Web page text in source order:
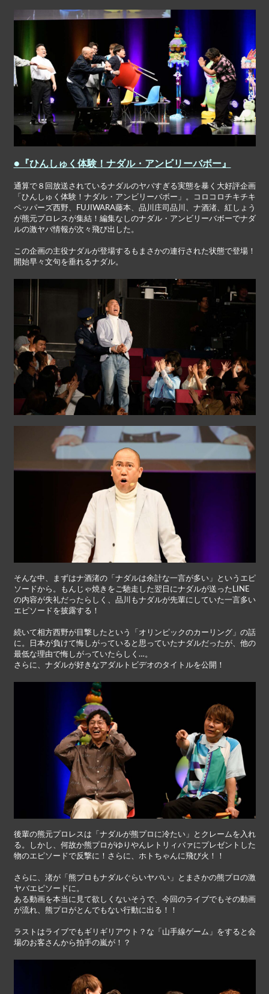
●『ひんしゅく体験！ナダル・アンビリーバボー』
通算で８回放送されているナダルのヤバすぎる実態を暴く大好評企画
「ひんしゅく体験！ナダル・アンビリーバボー」。コロコロチキチキ
ペッパーズ西野、FUJIWARA藤本、品川庄司品川、ナ酒渚、紅しょう
が熊元プロレスが集結！編集なしのナダル・アンビリーバボーでナダ
ルの激ヤバ情報が次々飛び出した。
この企画の主役ナダルが登場するもまさかの連行された状態で登場！
開始早々文句を垂れるナダル。
そんな中、まずはナ酒渚の「ナダルは余計な一言が多い」というエピ
ソードから。もんじゃ焼きをご馳走した翌日にナダルが送ったLINE
の内容が失礼だったらしく、品川もナダルが先輩にしていた一言多い
エピソードを披露する！
続いて相方西野が目撃したという「オリンピックのカーリング」の話
に。日本が負けて悔しがっていると思っていたナダルだったが、他の
最低な理由で悔しがっていたらしく…。
さらに、ナダルが好きなアダルトビデオのタイトルを公開！
後輩の熊元プロレスは「ナダルが熊プロに冷たい」とクレームを入れ
る。しかし、何故か熊プロがゆりやんレトリィバァにプレゼントした
物のエピソードで反撃に！さらに、ホトちゃんに飛び火！！
さらに、渚が「熊プロもナダルぐらいヤバい」とまさかの熊プロの激
ヤバエピソードに。
ある動画を本当に見て欲しくないそうで、今回のライブでもその動画
が流れ、熊プロがとんでもない行動に出る！！
ラストはライブでもギリギリアウト？な「山手線ゲーム」をすると会
場のお客さんから拍手の嵐が！？